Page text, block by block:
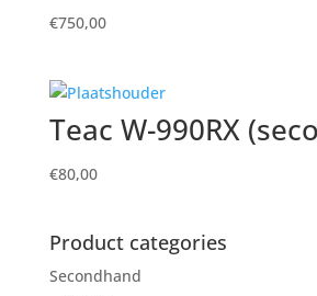
€750,00
Teac W-990RX
€80,00
Product categories
Secondhand